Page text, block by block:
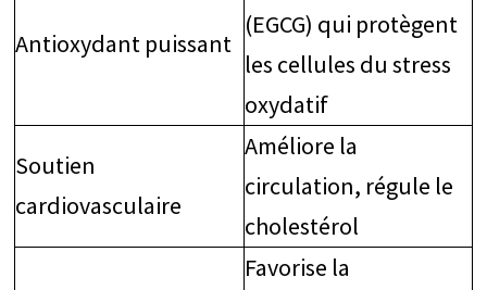
Antioxydant puissant
(EGCG) qui protègent
les cellules du stress
oxydatif
Soutien
cardiovasculaire
Améliore la
circulation, régule le
cholestérol
Favorise la